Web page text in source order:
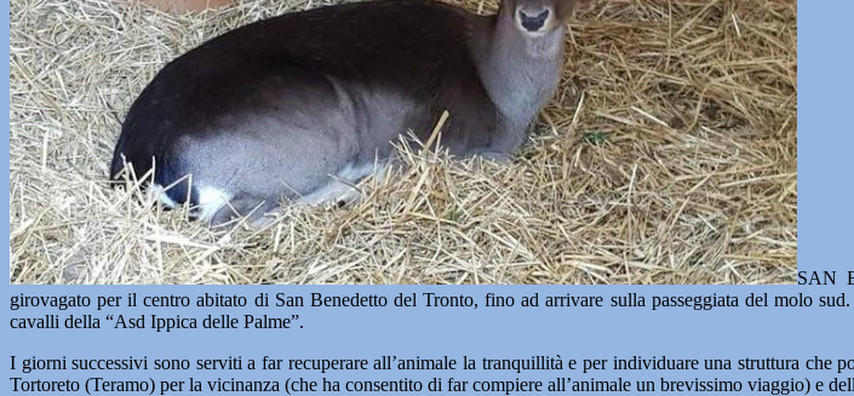
SAN
girovagato per il centro abitato di San Benedetto del Tronto, fino ad arrivare sulla passeggiata del molo
cavalli della “Asd Ippica delle Palme”.
I giorni successivi sono serviti a far recuperare all’animale la tranquillità e per individuare una struttura che
Tortoreto (Teramo) per la vicinanza (che ha consentito di far compiere all’animale un brevissimo viaggio) e